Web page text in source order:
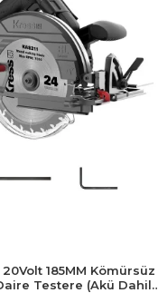
20Volt 185MM Kömürsüz
Testere (Akü Dahil